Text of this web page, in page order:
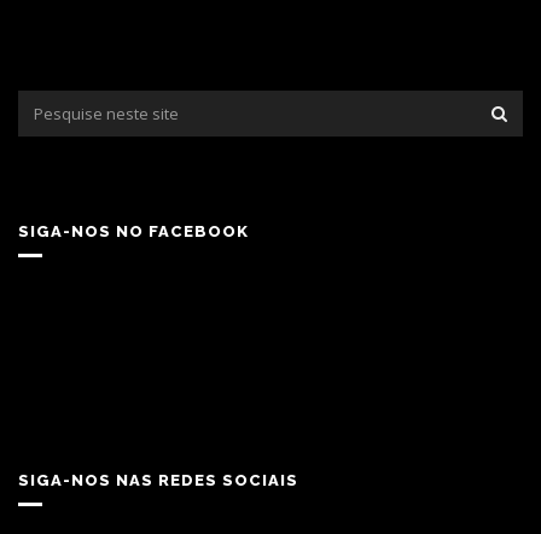
SIGA-NOS NO FACEBOOK
SIGA-NOS NAS REDES SOCIAIS